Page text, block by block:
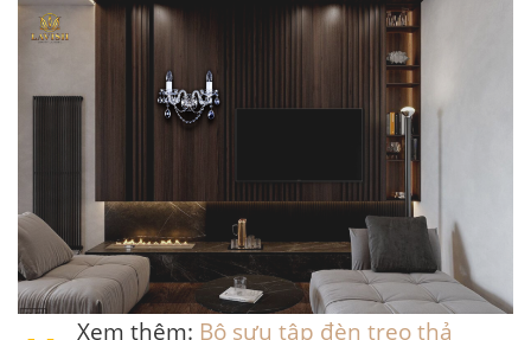
Xem thêm: Bộ sưu tập đèn treo thả